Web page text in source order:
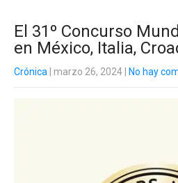
El 31º Concurso
en México, Italia,
Crónica | marzo 26, 2024 No hay